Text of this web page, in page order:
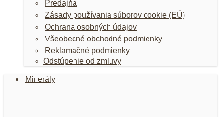
Predajňa
Zásady používania súborov cookie (EÚ)
Ochrana osobných údajov
Všeobecné obchodné podmienky
Reklamačné podmienky
Odstúpenie od zmluvy
Minerály